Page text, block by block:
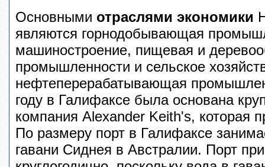
Основными отраслями экономики
являются горнодобывающая
машиностроение, пищевая и
промышленности и сельское
нефтеперерабатывающая
году в Галифаксе была основана
компания Alexander Keith's, которая
По размеру порт в Галифаксе
гавани Сиднея в Австралии. Порт